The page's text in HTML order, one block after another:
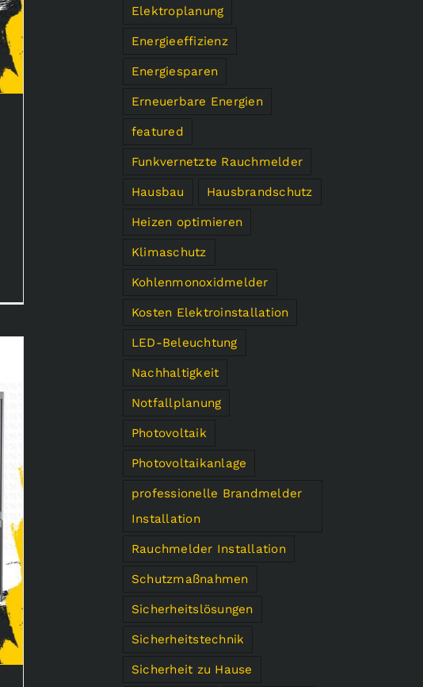
Elektroplanung
Energieeffizienz
Energiesparen
Erneuerbare Energien
featured
Funkvernetzte Rauchmelder
Hausbau Hausbrandschutz
Heizen optimieren
Klimaschutz
Kohlenmonoxidmelder
Kosten Elektroinstallation
LED-Beleuchtung
Nachhaltigkeit
Notfallplanung
Photovoltaik
Photovoltaikanlage
professionelle Brandmelder
Installation
Rauchmelder Installation
Schutzmaßnahmen
Sicherheitslösungen
Sicherheitstechnik
Sicherheit zu Hause